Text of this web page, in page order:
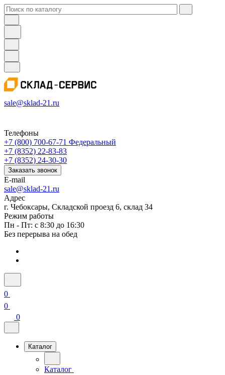
sale@sklad-21.ru
Телефоны
+7 (800) 700-67-71 Федеральный
+7 (8352) 22-83-83
+7 (8352) 24-30-30
Заказать звонок
E-mail
sale@sklad-21.ru
Адрес
г. Чебоксары, Складской проезд 6, склад 34
Режим работы
Пн - Пт: с 8:30 до 16:30
Без перерыва на обед
0
0
0
Каталог
Каталог